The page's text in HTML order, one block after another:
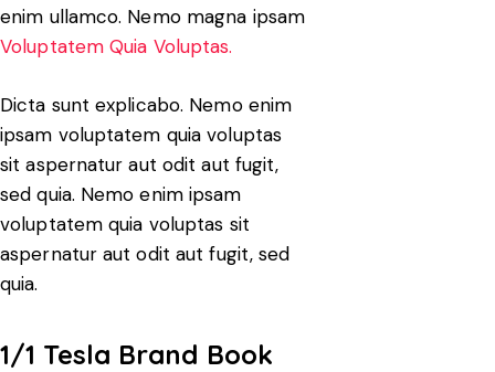
enim ullamco. Nemo magna ipsam
Voluptatem Quia Voluptas.
Dicta sunt explicabo. Nemo enim
ipsam voluptatem quia voluptas
sit aspernatur aut odit aut fugit,
sed quia. Nemo enim ipsam
voluptatem quia voluptas sit
aspernatur aut odit aut fugit, sed
quia.
1/1 Tesla Brand Book